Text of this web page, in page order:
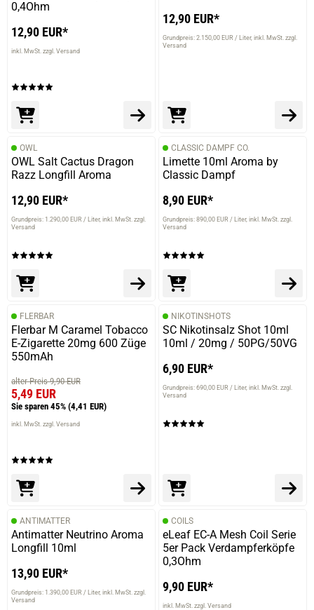
0,4Ohm
12,90 EUR*
inkl. MwSt. zzgl. Versand
12,90 EUR*
Grundpreis: 2.150,00 EUR / Liter inkl. MwSt. zzgl.
Versand
OWL
OWL Salt Cactus Dragon
Razz Longfill Aroma
12,90 EUR*
Grundpreis: 1.290,00 EUR / Liter inkl. MwSt. zzgl.
Versand
CLASSIC DAMPF CO.
Limette 10ml Aroma by
Classic Dampf
8,90 EUR*
Grundpreis: 890,00 EUR / Liter inkl. MwSt. zzgl.
Versand
FLERBAR
Flerbar M Caramel Tobacco
E-Zigarette 20mg 600 Züge
550mAh
alter Preis 9,90 EUR
5,49 EUR
Sie sparen 45% (4,41 EUR)
inkl. MwSt. zzgl. Versand
NIKOTINSHOTS
SC Nikotinsalz Shot 10ml
10ml / 20mg / 50PG/50VG
6,90 EUR*
Grundpreis: 690,00 EUR / Liter inkl. MwSt. zzgl.
Versand
ANTIMATTER
Antimatter Neutrino Aroma
Longfill 10ml
13,90 EUR*
Grundpreis: 1.390,00 EUR / Liter inkl. MwSt. zzgl.
Versand
COILS
eLeaf EC-A Mesh Coil Serie
5er Pack Verdampferköpfe
0,3Ohm
9,90 EUR*
inkl. MwSt. zzgl. Versand